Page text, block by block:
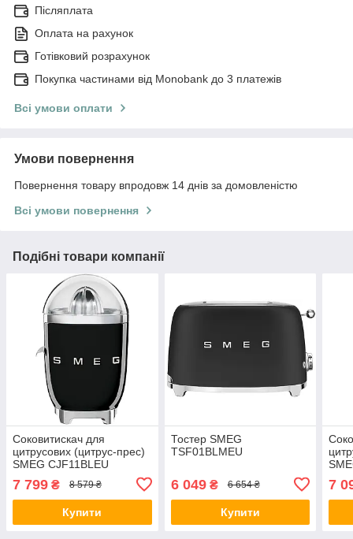
Післяплата
Оплата на рахунок
Готівковий розрахунок
Покупка частинами від Monobank до 3 платежів
Всі умови оплати
Умови повернення
Повернення товару впродовж 14 днів за домовленістю
Всі умови повернення
Подібні товари компанії
Соковитискач для
цитрусових (цитрус-прес)
SMEG CJF11BLEU
7 799 ₴ 8 579 ₴
Купити
Тостер SMEG
TSF01BLMEU
6 049₴ 6 654 ₴
Купити
7